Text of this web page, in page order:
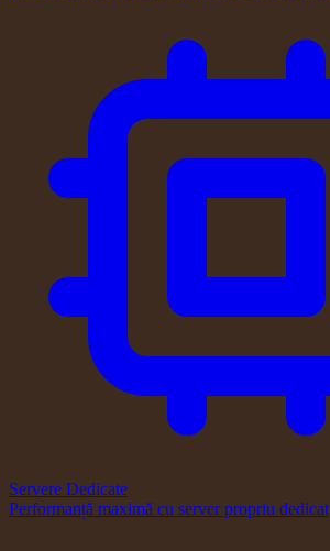
Servere Dedicate
Performanță maximă cu server propriu dedicat